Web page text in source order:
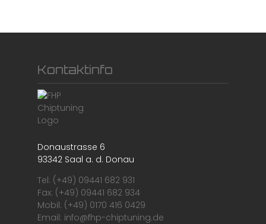
Kontaktinfo
Donaustrasse 6
93342 Saal a. d. Donau
Tel: (+49) 09441 682 931
Fax: (+49) 09441 682 934
Mobil: (+49) 0170 416 0429
Email: info@fhp-chiptuning.de